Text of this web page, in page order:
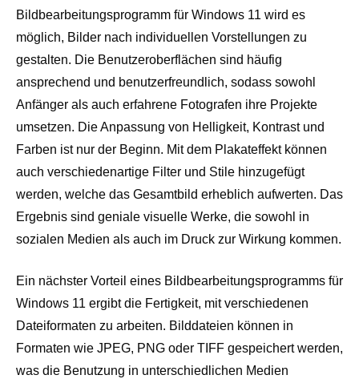
Bildbearbeitungsprogramm für Windows 11 wird es
möglich, Bilder nach individuellen Vorstellungen zu
gestalten. Die Benutzeroberflächen sind häufig
ansprechend und benutzerfreundlich, sodass sowohl
Anfänger als auch erfahrene Fotografen ihre Projekte
umsetzen. Die Anpassung von Helligkeit, Kontrast und
Farben ist nur der Beginn. Mit dem Plakateffekt können
auch verschiedenartige Filter und Stile hinzugefügt
werden, welche das Gesamtbild erheblich aufwerten. Das
Ergebnis sind geniale visuelle Werke, die sowohl in
sozialen Medien als auch im Druck zur Wirkung kommen.
Ein nächster Vorteil eines Bildbearbeitungsprogramms für
Windows 11 ergibt die Fertigkeit, mit verschiedenen
Dateiformaten zu arbeiten. Bilddateien können in
Formaten wie JPEG, PNG oder TIFF gespeichert werden,
was die Benutzung in unterschiedlichen Medien